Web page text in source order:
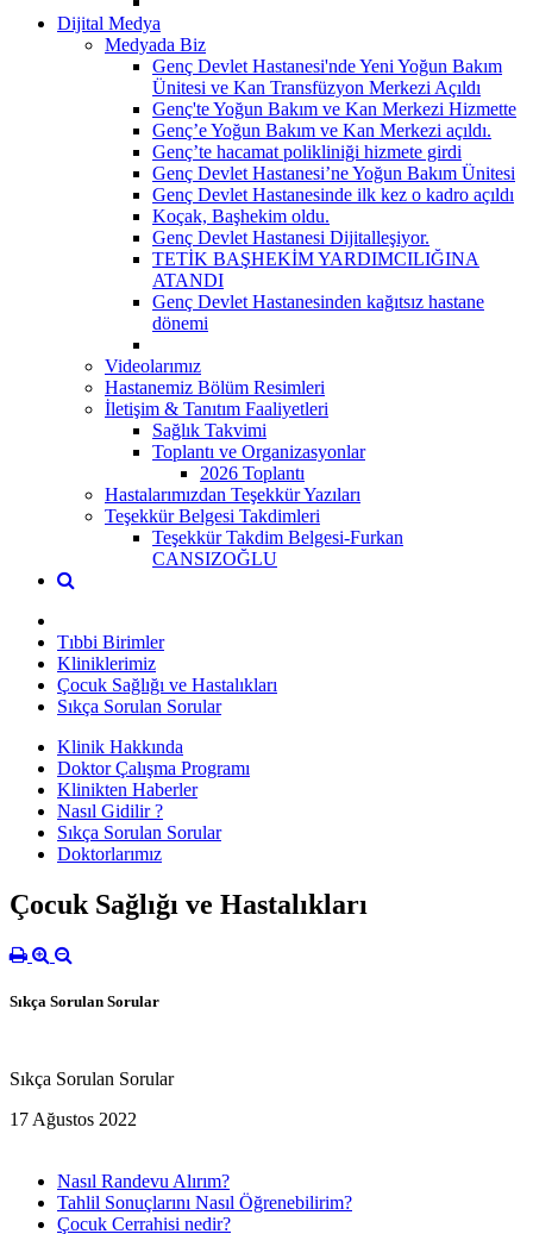
Dijital Medya
Medyada Biz
Genç Devlet Hastanesi'nde Yeni Yoğun Bakım
Ünitesi ve Kan Transfüzyon Merkezi Açıldı
Genç'te Yoğun Bakım ve Kan Merkezi Hizmette
Genç’e Yoğun Bakım ve Kan Merkezi açıldı.
Genç’te hacamat polikliniği hizmete girdi
Genç Devlet Hastanesi’ne Yoğun Bakım Ünitesi
Genç Devlet Hastanesinde ilk kez o kadro açıldı
Koçak, Başhekim oldu.
Genç Devlet Hastanesi Dijitalleşiyor.
TETİK BAŞHEKİM YARDIMCILIĞINA
ATANDI
Genç Devlet Hastanesinden kağıtsız hastane
dönemi
Videolarımız
Hastanemiz Bölüm Resimleri
İletişim & Tanıtım Faaliyetleri
Sağlık Takvimi
Toplantı ve Organizasyonlar
2026 Toplantı
Hastalarımızdan Teşekkür Yazıları
Teşekkür Belgesi Takdimleri
Teşekkür Takdim Belgesi-Furkan
CANSIZOĞLU
Tıbbi Birimler
Kliniklerimiz
Çocuk Sağlığı ve Hastalıkları
Sıkça Sorulan Sorular
Klinik Hakkında
Doktor Çalışma Programı
Klinikten Haberler
Nasıl Gidilir ?
Sıkça Sorulan Sorular
Doktorlarımız
Çocuk Sağlığı ve Hastalıkları
Sıkça Sorulan Sorular
Sıkça Sorulan Sorular
17 Ağustos 2022
Nasıl Randevu Alırım?
Tahlil Sonuçlarını Nasıl Öğrenebilirim?
Çocuk Cerrahisi nedir?